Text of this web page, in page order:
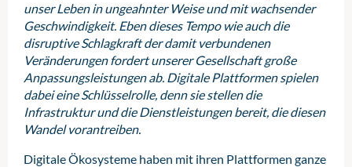
unser Leben in ungeahnter Weise und mit wachsender
Geschwindigkeit. Eben dieses Tempo wie auch die
disruptive Schlagkraft der damit verbundenen
Veränderungen fordert unserer Gesellschaft große
Anpassungsleistungen ab. Digitale Plattformen spielen
dabei eine Schlüsselrolle, denn sie stellen die
Infrastruktur und die Dienstleistungen bereit, die diesen
Wandel vorantreiben.
Digitale Ökosysteme haben mit ihren Plattformen ganze